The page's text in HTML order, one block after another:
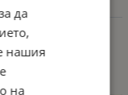
да
нашия
на